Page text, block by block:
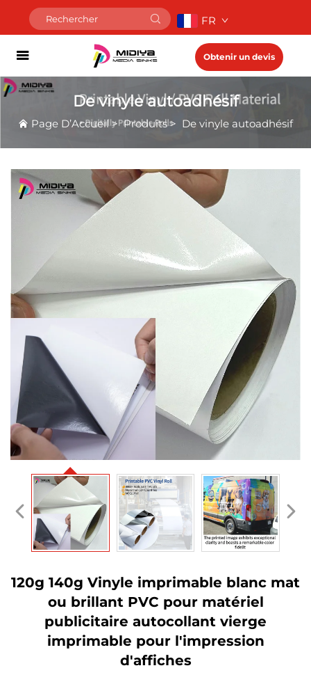
FR
Obtenir un devis
De vinyle autoadhésif
Page D’Accueil>Produits> De vinyle autoadhésif
120g 140g Vinyle imprimable blanc mat
ou brillant PVC pour matériel
publicitaire autocollant vierge
imprimable pour l'impression
d'affiches